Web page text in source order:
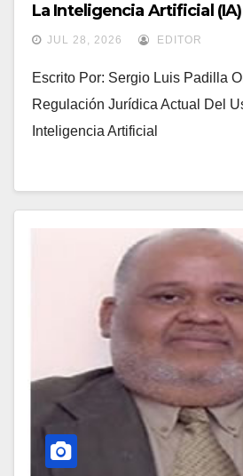
La Inteligencia Artificial (IA)
Judicial
JUL 28, 2026 EDITOR
Escrito Por: Sergio Luis Padilla
Regulación Jurídica Actual Del
Inteligencia Artificial